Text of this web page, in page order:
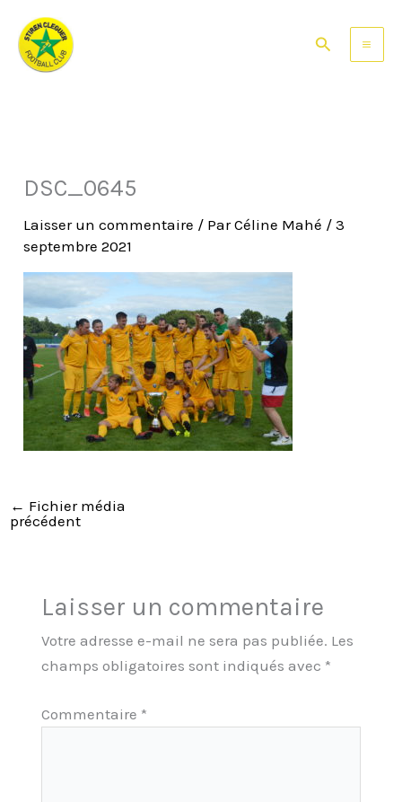
contenu
Rechercher
DSC_0645
Laisser un commentaire / ParCéline Mahé /3
septembre 2021
← Fichier média
précédent
Laisser un commentaire
Votre adresse e-mail ne sera pas publiée. Les
champs obligatoires sont indiqués avec *
Commentaire *